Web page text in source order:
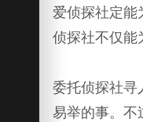
爱侦探社定能
侦探社不仅能
委托侦探社寻
易举的事。不